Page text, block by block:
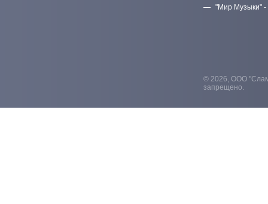
"Мир Музыки" -
© 2026, ООО
запрещено.